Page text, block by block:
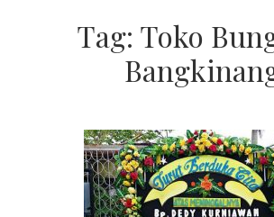
Tag: Toko